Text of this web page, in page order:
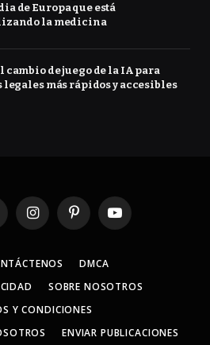
de Europa que está
la medicina
cambio de juego de la IA para
legales más rápidos y accesibles
InstagramPinterestYouTube
DMCA
SOBRE NOSOTROS
Y CONDICIONES
ENVIAR PUBLICACIONES